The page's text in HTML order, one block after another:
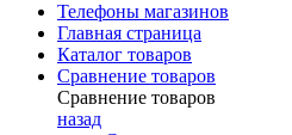
Телефоны магазинов
Главная страница
Каталог товаров
Сравнение товаров
Сравнение товаров
назад